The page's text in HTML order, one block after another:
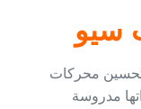
سيو
محركات
مدروسة